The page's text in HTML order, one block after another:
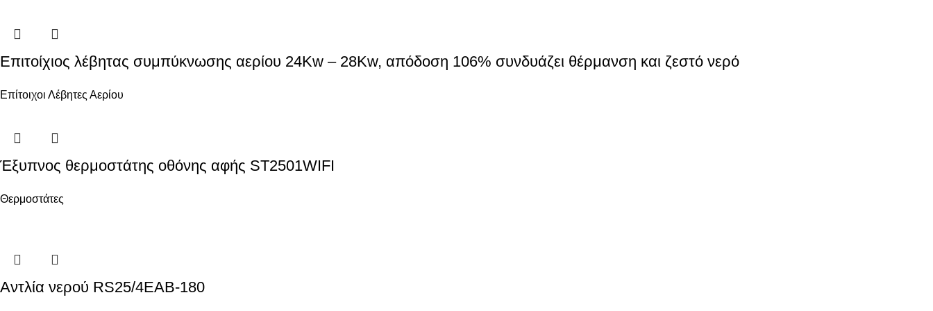
Επιτοίχιος λέβητας συμπύκνωσης αερίου 24Kw – 28Kw, απόδοση 106% συνδυάζει θέρμανση και ζεστό νερό
Επίτοιχοι Λέβητες Αερίου
Έξυπνος θερμοστάτης οθόνης αφής ST2501WIFI
Θερμοστάτες
Αντλία νερού RS25/4EAB-180